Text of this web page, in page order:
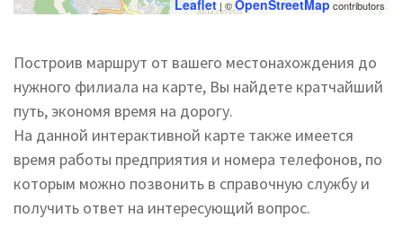
Leaflet| ©OpenStreetMap contributors
Построив маршрут от вашего местонахождения до
нужного филиала на карте, Вы найдете кратчайший
путь, экономя время на дорогу.
На данной интерактивной карте также имеется
время работы предприятия и номера телефонов, по
которым можно позвонить в справочную службу и
получить ответ на интересующий вопрос.